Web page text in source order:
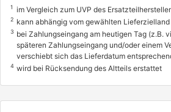
1 im Vergleich zum UVP des
2 kann abhängig vom gewählten
3 bei Zahlungseingang am heutigen Tag (z.B.
späteren Zahlungseingang und/oder einem
verschiebt sich das Lieferdatum
4 wird bei Rücksendung des Altteils erstattet